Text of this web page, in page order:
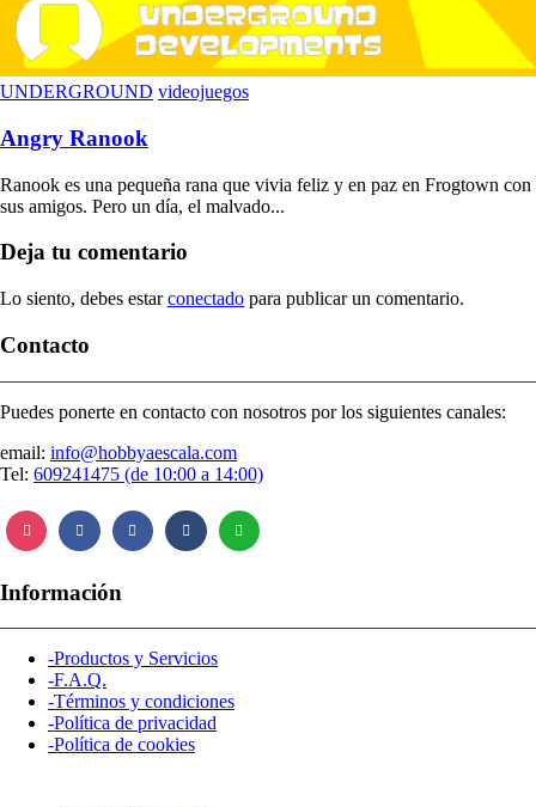
UNDERGROUND videojuegos
Angry Ranook
Ranook es una pequeña rana que vivia feliz y en paz en Frogtown con
sus amigos. Pero un día, el malvado...
Deja tu comentario
Lo siento, debes estarconectado para publicar un comentario.
Contacto
Puedes ponerte en contacto con nosotros por los siguientes canales:
email: info@hobbyaescala.com
Tel: 609241475 (de 10:00 a 14:00)
Información
-Productos y Servicios
-F.A.Q.
-Términos y condiciones
-Política de privacidad
-Política de cookies